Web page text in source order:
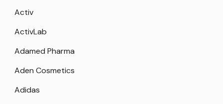
Activ
ActivLab
Adamed Pharma
Aden Cosmetics
Adidas